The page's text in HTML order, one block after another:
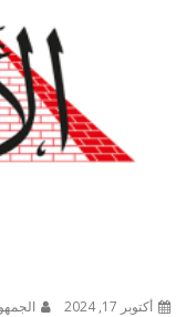
أكتوبر 17, 2024